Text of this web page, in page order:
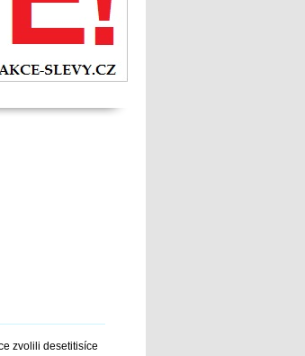
zvolili desetitisíce